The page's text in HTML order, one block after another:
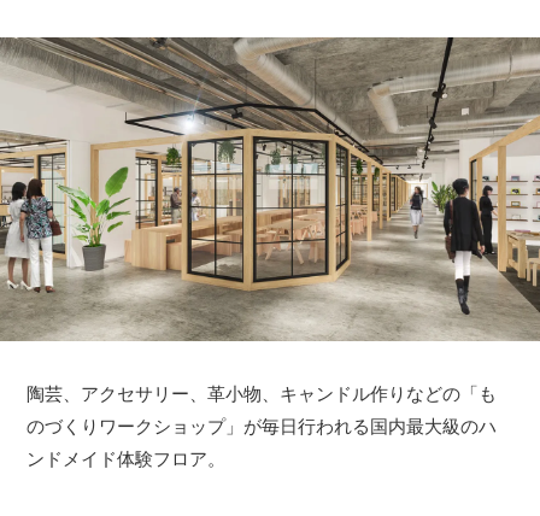
陶芸、アクセサリー、革小物、キャンドル作りなどの「も
のづくりワークショップ」が毎日行われる国内最大級のハ
ンドメイド体験フロア。